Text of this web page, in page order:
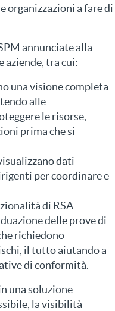
organizzazioni a fare di
annunciate alla
aziende, tra cui:
una visione completa
alle
le risorse,
prima che si
dati
per coordinare e
di RSA
delle prove di
richiedono
il tutto aiutando a
di conformità.
una soluzione
la visibilità